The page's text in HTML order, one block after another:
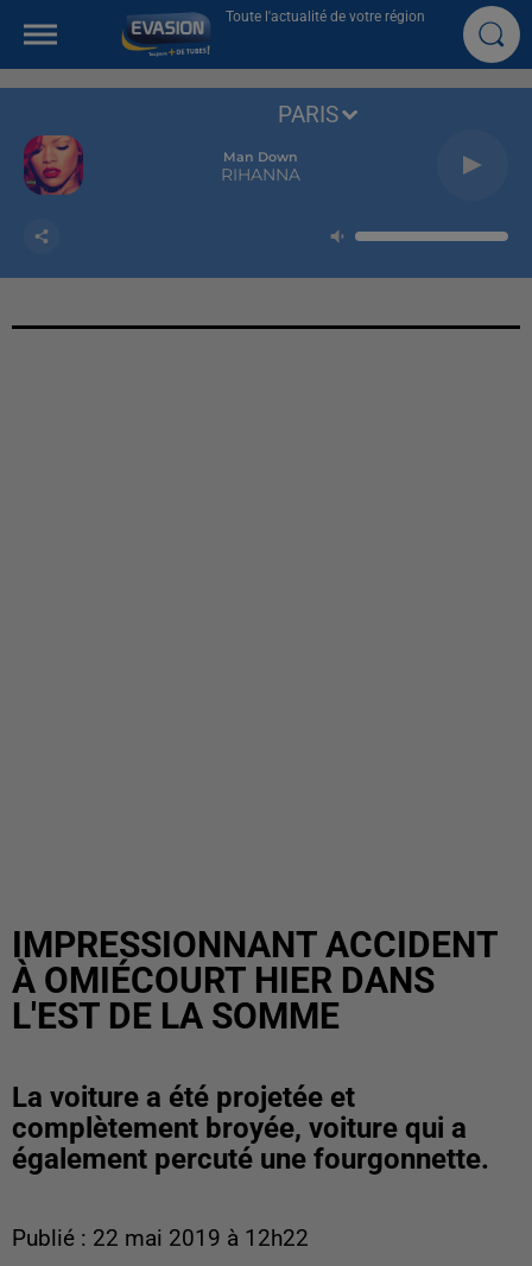
Toute l'actualité de votre région
Man Down
RIHANNA
PARIS
IMPRESSIONNANT ACCIDENT
À OMIÉCOURT HIER DANS
L'EST DE LA SOMME
La voiture a été projetée et
complètement broyée, voiture qui a
également percuté une fourgonnette.
Publié : 22 mai 2019 à 12h22